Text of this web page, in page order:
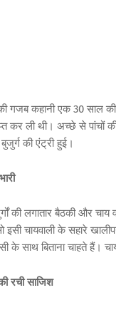
गजब कहानी एक 30 साल की
कर ली थी। अच्छे से
की एंट्री हुई।
की लगातार बैठकी और
इसी चायवाली के सहारे
के साथ बिताना चाहते हैं।
रची साजिश